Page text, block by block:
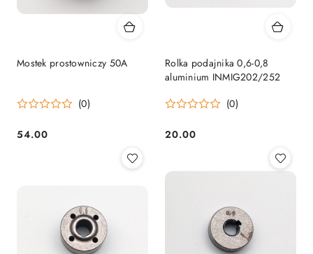
Mostek prostowniczy 50A
(0)
Cena:
54.00
Rolka podajnika 0,6-0,8
aluminium INMIG202/252
(0)
Cena:
20.00